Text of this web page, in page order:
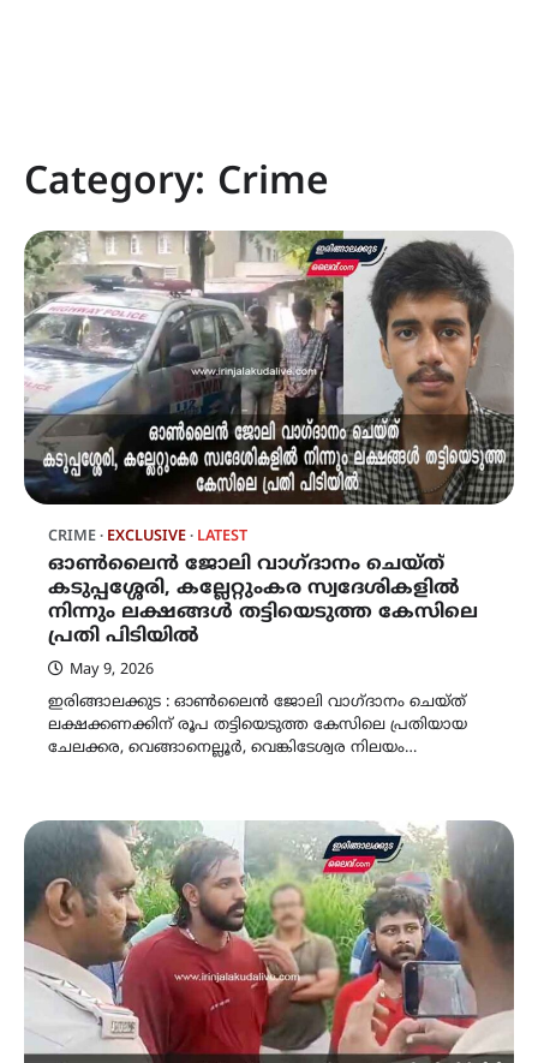
Category: Crime
CRIME EXCLUSIVE LATEST
ഓൺലൈൻ ജോലി വാഗ്ദാനം ചെയ്ത്
കടുപ്പശ്ശേരി, കല്ലേറ്റുംകര സ്വദേശികളിൽ
നിന്നും ലക്ഷങ്ങൾ തട്ടിയെടുത്ത കേസിലെ
പ്രതി പിടിയിൽ
May 9, 2026
ഇരിങ്ങാലക്കുട : ഓൺലൈൻ ജോലി വാഗ്ദാനം ചെയ്ത്
ലക്ഷക്കണക്കിന് രൂപ തട്ടിയെടുത്ത കേസിലെ പ്രതിയായ
ചേലക്കര, വെങ്ങാനെല്ലൂർ, വെങ്കിടേശ്വര നിലയം…